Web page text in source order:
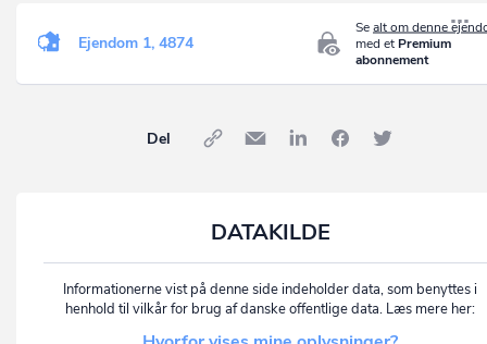
Sealt om denne
med et Premium
abonnement
Ejendom 1, 4874
Del
DATAKILDE
Informationerne vist på denne side indeholder data, som benyttes i
henhold til vilkår for brug af danske offentlige data. Læs mere her: